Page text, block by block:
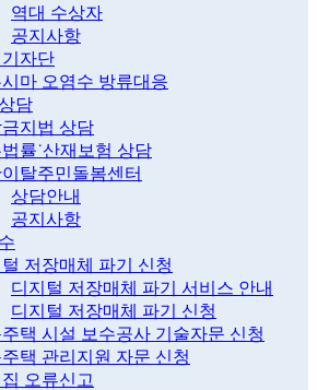
역대 수상자
공지사항
자단
마 오염수 방류대응
담
지법 상담
법률˙산재보험 상담
탈주민돌봄센터
상담안내
공지사항
저장매체 파기 신청
디지털 저장매체 파기 서비스 안내
디지털 저장매체 파기 신청
택 시설 보수공사 기술자문 신청
택 관리지원 자문 신청
오류신고